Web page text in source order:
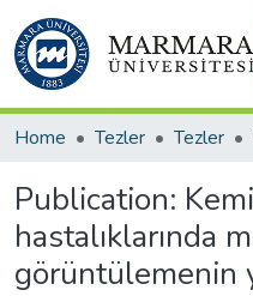
Home Tezler Tezler
Publication:
hastalıklarında
görüntülemenin